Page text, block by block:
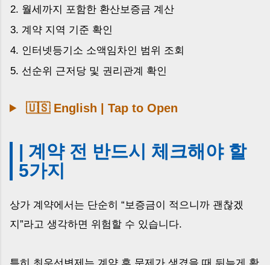
월세까지 포함한 환산보증금 계산
계약 지역 기준 확인
인터넷등기소 소액임차인 범위 조회
선순위 근저당 및 권리관계 확인
🇺🇸 English | Tap to Open
| 계약 전 반드시 체크해야 할
5가지
상가 계약에서는 단순히 “보증금이 적으니까 괜찮겠
지”라고 생각하면 위험할 수 있습니다.
특히 최우선변제는 계약 후 문제가 생겼을 때 뒤늦게 확